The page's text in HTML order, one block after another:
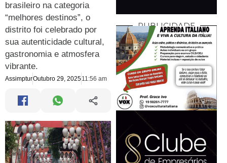
brasileiro na categoria
“melhores destinos”, o
distrito foi celebrado por
sua autenticidade cultural,
gastronomia e atmosfera
vibrante.
AssimpturOutubro 29, 202511:56 am
PUBLICIDADE